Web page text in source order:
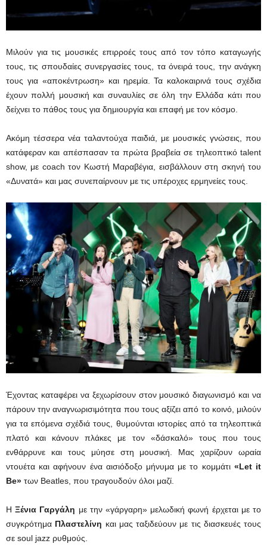
Μιλούν για τις μουσικές επιρροές τους από τον τόπο καταγωγής
τους, τις σπουδαίες συνεργασίες τους, τα όνειρά τους, την ανάγκη
τους για «αποκέντρωση» και ηρεμία. Τα καλοκαιρινά τους σχέδια
έχουν πολλή μουσική και συναυλίες σε όλη την Ελλάδα κάτι που
δείχνει το πάθος τους για δημιουργία και επαφή με τον κόσμο.
Ακόμη τέσσερα νέα ταλαντούχα παιδιά, με μουσικές γνώσεις, που
κατάφεραν και απέσπασαν τα πρώτα βραβεία σε τηλεοπτικό talent
show, με coach τον Κωστή Μαραβέγια, εισβάλλουν στη σκηνή του
«Δυνατά» και μας συνεπαίρνουν με τις υπέροχες ερμηνείες τους.
Έχοντας καταφέρει να ξεχωρίσουν στον μουσικό διαγωνισμό και να
πάρουν την αναγνωρισιμότητα που τους αξίζει από το κοινό, μιλούν
για τα επόμενα σχέδιά τους, θυμούνται ιστορίες από τα τηλεοπτικά
πλατό και κάνουν πλάκες με τον «δάσκαλό» τους που τους
ενθάρρυνε και τους μύησε στη μουσική. Μας χαρίζουν ωραία
ντουέτα και αφήνουν ένα αισιόδοξο μήνυμα με το κομμάτι «Let it
Be» των Beatles, που τραγουδούν όλοι μαζί.
ΗΞένια Γαργάλη με την «γάργαρη» μελωδική φωνή έρχεται με το
συγκρότημα Πλαστελίνη και μας ταξιδεύουν με τις διασκευές τους
σε soul jazz ρυθμούς.